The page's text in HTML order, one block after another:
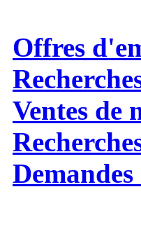
Offres
Ventes de
Demandes